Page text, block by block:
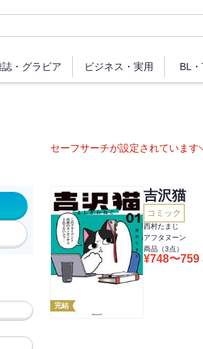
・ グラビア ビジネス ・実用 BL・
セーフサーチが設定されています
完結
吉沢猫
コミック
西村たまじ
アフタヌーン
商品（3点）
¥748〜759